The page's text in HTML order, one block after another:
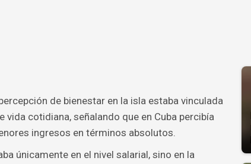
de bienestar en la isla estaba vinculada
cotidiana, señalando que en Cuba percibía
ingresos en términos absolutos.
únicamente en el nivel salarial, sino en la